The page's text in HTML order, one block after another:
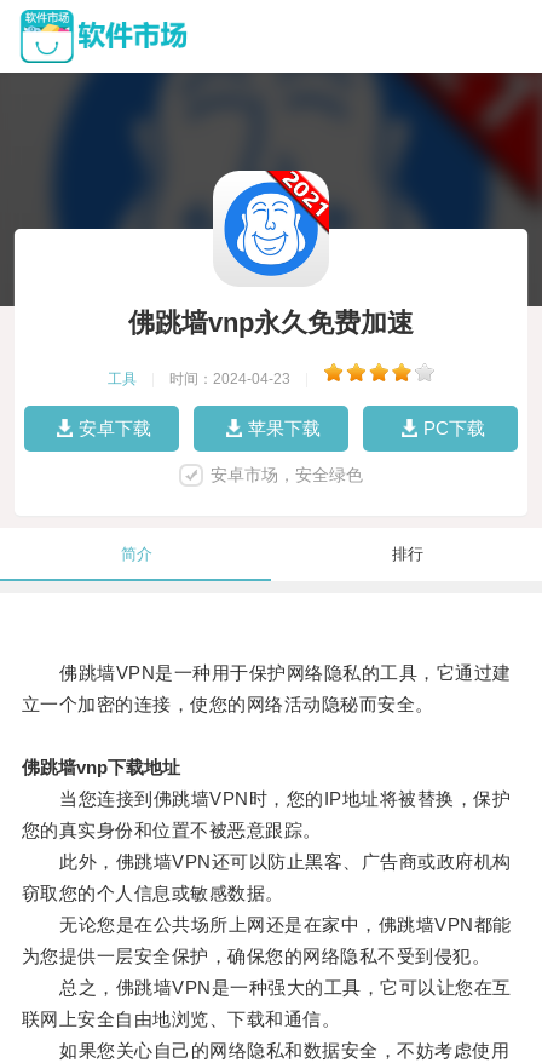
佛跳墙vnp永久免费加速
工具 时间：2024-04-23
安卓下载 苹果下载 PC下载
安卓市场，安全绿色
简介 排行
佛跳墙VPN是一种用于保护网络隐私的工具，它通过建
立一个加密的连接，使您的网络活动隐秘而安全。
佛跳墙vnp下载地址
当您连接到佛跳墙VPN时，您的IP地址将被替换，保护
您的真实身份和位置不被恶意跟踪。
此外，佛跳墙VPN还可以防止黑客、广告商或政府机构
窃取您的个人信息或敏感数据。
无论您是在公共场所上网还是在家中，佛跳墙VPN都能
为您提供一层安全保护，确保您的网络隐私不受到侵犯。
总之，佛跳墙VPN是一种强大的工具，它可以让您在互
联网上安全自由地浏览、下载和通信。
如果您关心自己的网络隐私和数据安全，不妨考虑使用